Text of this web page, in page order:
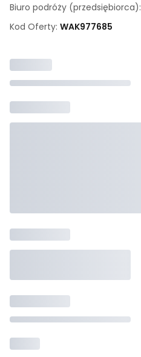
Biuro podróży (przedsiębiorca):
Kod Oferty: WAK977685